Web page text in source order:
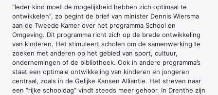
“Ieder kind moet de mogelijkheid hebben zich optimaal te
ontwikkelen”, zo begint de brief van minister Dennis Wiersma
aan de Tweede Kamer over het programma School en
Omgeving. Dit programma richt zich op de brede ontwikkeling
van kinderen. Het stimuleert scholen om de samenwerking te
zoeken met anderen op het gebied van sport, cultuur,
ondernemingen of de bibliotheek. Ook in andere programma’s
staat een optimale ontwikkeling van kinderen en jongeren
centraal, zoals in de Gelijke Kansen Alliantie. Het streven naar
een “rijke schooldag” vindt steeds meer gehoor. In Drenthe zijn